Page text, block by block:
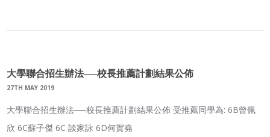
大學聯合招生辦法──校長推薦計劃結果公佈
27TH MAY 2019
大學聯合招生辦法──校長推薦計劃結果公佈 受推薦同學為: 6B曾佩
欣 6C蘇子傑 6C 談家詠 6D何賀堯